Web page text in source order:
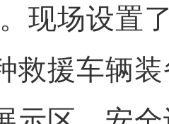
现场设置
救援车辆